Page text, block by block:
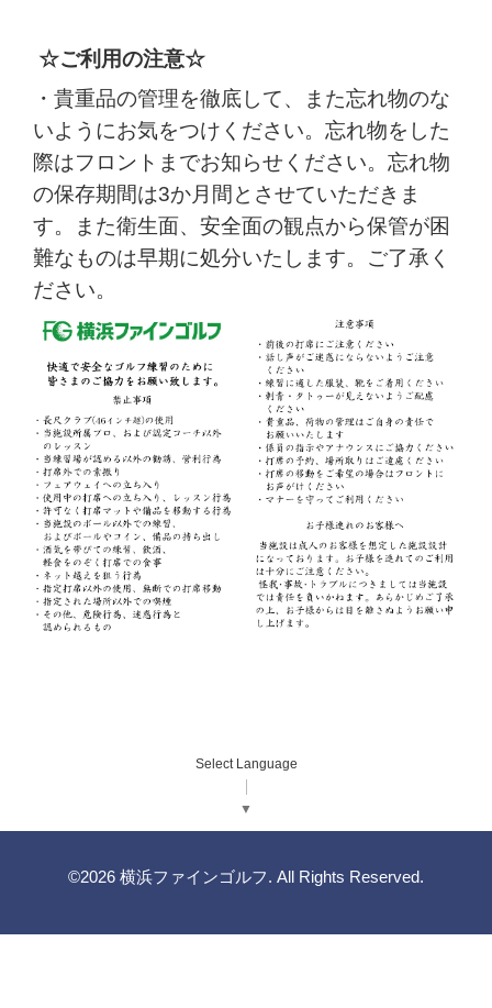
☆ご利用の注意☆
・貴重品の管理を徹底して、また忘れ物のな
いようにお気をつけください。 忘れ物をした
際はフロント までお知らせください。忘れ物
の保存期間は3か月間とさせていただきま
す。また衛生面、安全面の観点から保管が困
難なものは早期に処分いたします。 ご了承く
ださい。
Select Language
▼
©2026 横浜ファインゴルフ. All Rights Reserved.